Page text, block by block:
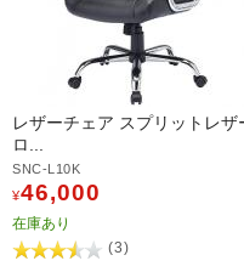
レザーチェア スプリットレザ
ロ...
SNC-L10K
¥46,000
在庫あり
(3)